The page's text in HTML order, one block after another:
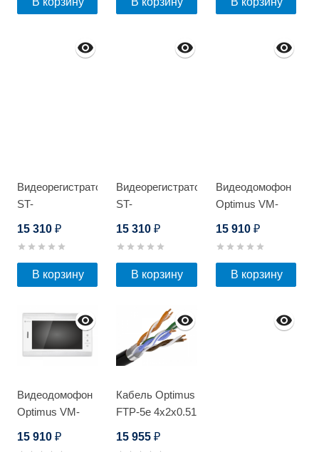
Видеорегистратор
ST-
15 310 ₽
В корзину
Видеорегистратор
ST-
15 310₽
В корзину
Видеодомофон
Optimus VM-
15 910 ₽
В корзину
Видеодомофон
Optimus VM-
15 910 ₽
Кабель Optimus
FTP-5e 4x2x0.51
15 955₽